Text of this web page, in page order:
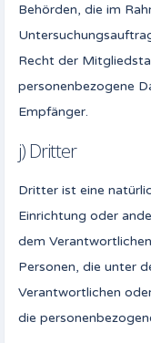
Behörden, die im
Recht der
personenbezogene
Empfänger.
j) Dritter
Dritter ist eine
Einrichtung oder
dem
Personen, die unter
Verantwortlichen
die